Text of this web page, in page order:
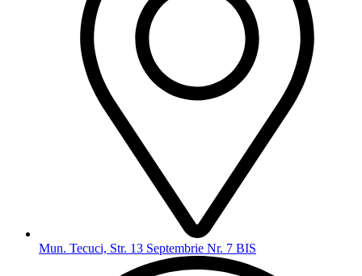
Mun. Tecuci, Str. 13 Septembrie Nr. 7 BIS